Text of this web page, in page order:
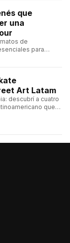
que
una
de
para
Art Latam
descubrí a cuatro
que